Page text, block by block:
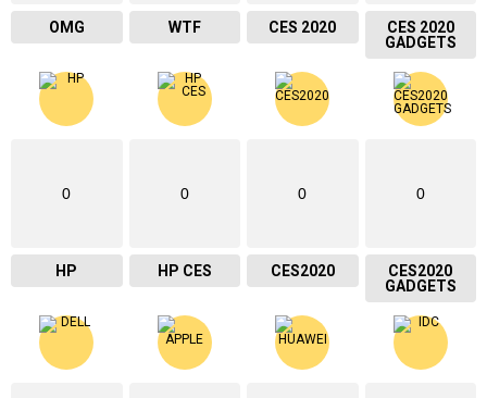
OMG WTF CES 2020
CES 2020
GADGETS
0
HP
0
HP CES
0
CES2020
0
CES2020
GADGETS